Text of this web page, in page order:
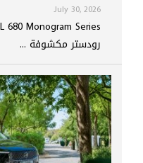
July 30, 2026
رودستر مكشوفة ...